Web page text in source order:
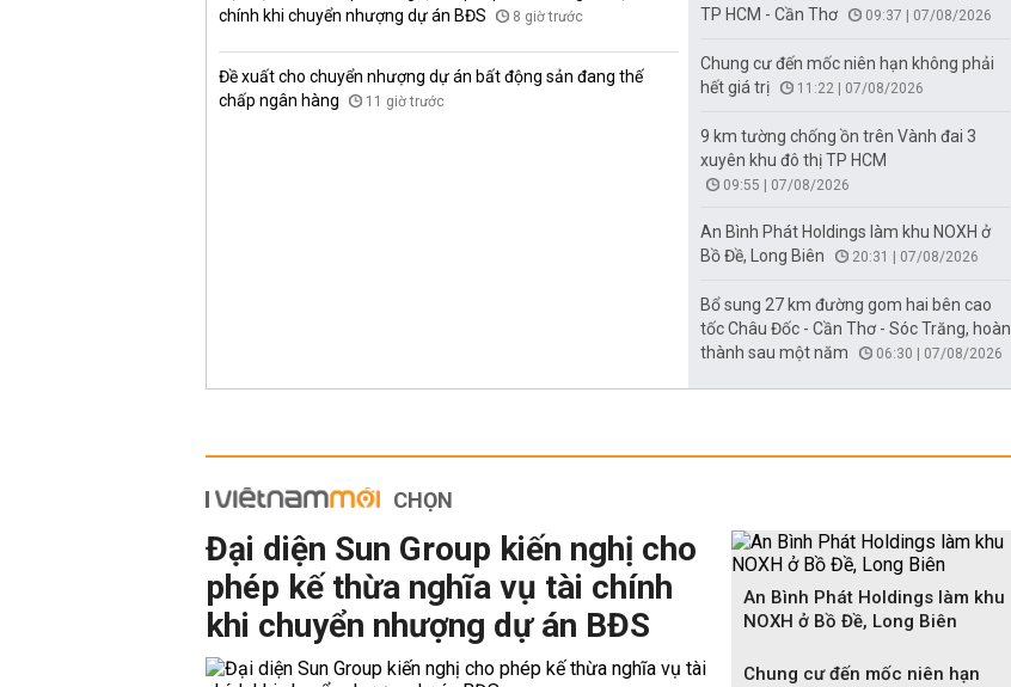
chính khi chuyển nhượng dự án BĐS
8 giờ trước
Đề xuất cho chuyển nhượng dự án bất động sản đang thế
chấp ngân hàng
11 giờ trước
TP HCM - Cần Thơ
09:37 | 07/08/2026
Chung cư đến mốc niên hạn không phải
hết giá trị
11:22 | 07/08/2026
9 km tường chống ồn trên Vành đai 3
xuyên khu đô thị TP HCM
09:55 | 07/08/2026
An Bình Phát Holdings làm khu NOXH ở
Bồ Đề, Long Biên
20:31 | 07/08/2026
Bổ sung 27 km đường gom hai bên cao
tốc Châu Đốc - Cần Thơ - Sóc Trăng, hoàn
thành sau một năm
06:30 | 07/08/2026
CHỌN
Đại diện Sun Group kiến nghị cho
phép kế thừa nghĩa vụ tài chính
khi chuyển nhượng dự án BĐS
An Bình Phát Holdings làm khu
NOXH ở Bồ Đề, Long Biên
Chung cư đến mốc niên hạn